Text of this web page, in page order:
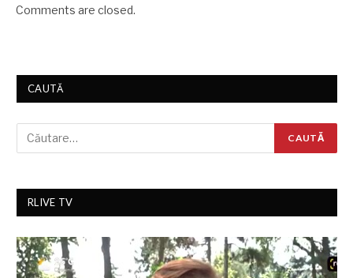
Comments are closed.
CAUTĂ
RLIVE TV